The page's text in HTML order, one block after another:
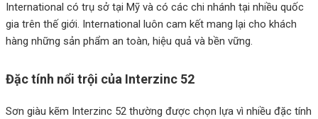
International có trụ sở tại Mỹ và có các chi nhánh tại nhiều quốc
gia trên thế giới. International luôn cam kết mang lại cho khách
hàng những sản phẩm an toàn, hiệu quả và bền vững.
Đặc tính nổi trội của Interzinc 52
Sơn giàu kẽm Interzinc 52 thường được chọn lựa vì nhiều đặc tính